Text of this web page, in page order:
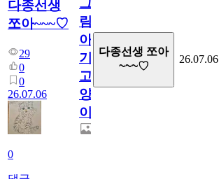
다종선생
쪼아~~~♡
29
0
0
26.07.06
0
그
림...
아
기
고
양
이
다종선생 쪼아
~~~♡
26.07.06